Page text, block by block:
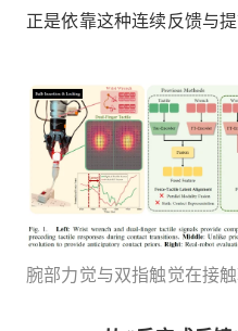
正是依靠这种连续反馈与
腕部力觉与双指触觉在接